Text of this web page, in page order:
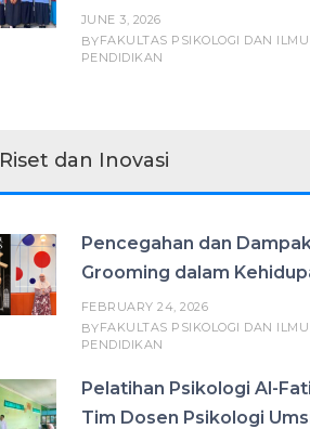
JUNE 3, 2026
BYFAKULTAS PSIKOLOGI DAN ILMU
PENDIDIKAN
Riset dan Inovasi
Pencegahan dan
Grooming dalam
FEBRUARY 24, 2026
BYFAKULTAS PSIKOLOGI DAN ILMU
PENDIDIKAN
Pelatihan Psikologi Al-
Tim Dosen Psikologi